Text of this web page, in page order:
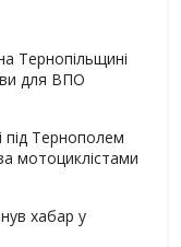
Тернопільщині
для ВПО
під Тернополем
мотоциклістами
хабар у